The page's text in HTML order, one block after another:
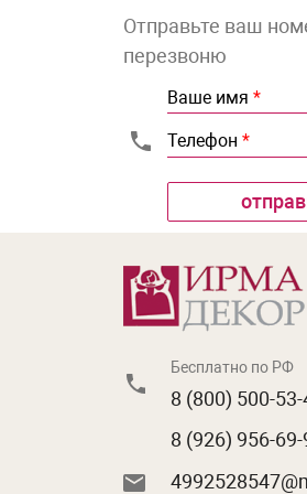
Отправьте ваш
перезвоню
Ваше имя *
Телефон *
Бесплатно по РФ
8 (800) 500-53-
8 (926) 956-69-